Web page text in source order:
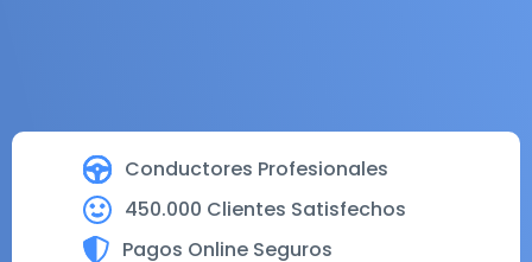
Conductores Profesionales
450.000 Clientes Satisfechos
Pagos Online Seguros